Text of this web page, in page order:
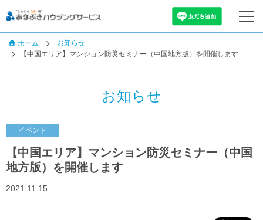
ホーム
お知らせ
【中国エリア】マンション防災セミナー（中国地方版）を開催します
お知らせ
イベント
【中国エリア】マンション防災セミナー（中国
地方版）を開催します
2021.11.15